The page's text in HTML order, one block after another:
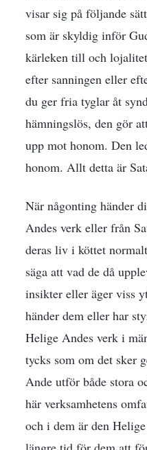
visar sig på följande
som är skyldig inför
kärleken till och
efter sanningen eller
du ger fria tyglar åt
hämningslös, den gör
upp mot honom. Den
honom. Allt detta är
När någonting händer
Andes verk eller från
deras liv i köttet
säga att vad de då
insikter eller äger viss
händer dem eller har
Helige Andes verk i
tycks som om det sker
Ande utför både stora
här verksamhetens
och i dem är den